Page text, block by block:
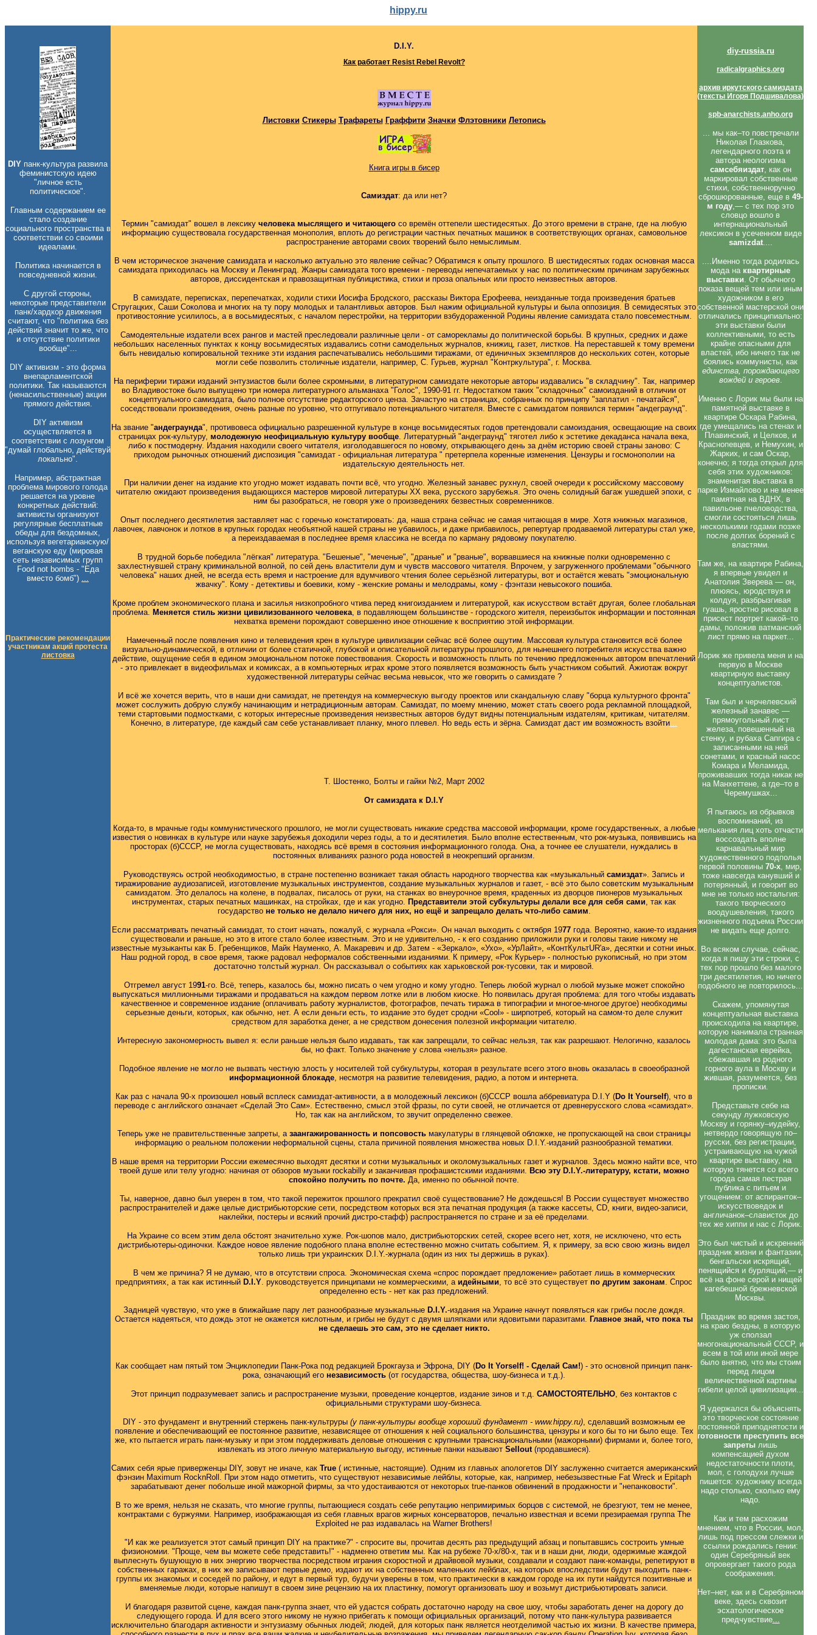
hippy.ru
DIY панк-культура развила
феминистскую идею
"личное есть
политическое".
Главным содержанием ее
стало создание
социального пространства в
соответствии со своими
идеалами.
Политика начинается в
повседневной жизни.
С другой стороны,
некоторые представители
панк/хардкор движения
считают, что "политика без
действий значит то же, что
и отсутствие политики
вообще"...
DIY активизм - это форма
внепарламентской
политики. Так называются
(ненасильственные) акции
прямого действия.
DIY активизм
осуществляется в
соответствии с лозунгом
"думай глобально, действуй
локально".
Например, абстрактная
проблема мирового голода
решается на уровне
конкретных действий:
активисты организуют
регулярные бесплатные
обеды для бездомных,
используя вегетарианскую/
веганскую еду (мировая
сеть независимых групп
Food not bombs - "Еда
вместо бомб") ...
Практические рекомендации
участникам акций протеста
листовка
D.I.Y.
Как работает Resist Rebel Revolt?
Листовки Стикеры Трафареты Граффити Значки Флэтовники Летопись
Книга игры в бисер
Самиздат: да или нет?
Термин "самиздат" вошел в лексику человека мыслящего и читающегосо времён оттепели шестидесятых. До этого времени в стране, где на любую
информацию существовала государственная монополия, вплоть до регистрации частных печатных машинок в соответствующих органах, самовольное
распространение авторами своих творений было немыслимым.
В чем историческое значение самиздата и насколько актуально это явление сейчас? Обратимся к опыту прошлого. В шестидесятых годах основная масса
самиздата приходилась на Москву и Ленинград. Жанры самиздата того времени - переводы непечатаемых у нас по политическим причинам зарубежных
авторов, диссидентская и правозащитная публицистика, стихи и проза опальных или просто неизвестных авторов.
В самиздате, переписках, перепечатках, ходили стихи Иосифа Бродского, рассказы Виктора Ерофеева, неизданные тогда произведения братьев
Стругацких, Саши Соколова и многих на ту пору молодых и талантливых авторов. Был нажим официальной культуры и была оппозиция. В семидесятых это
противостояние усилилось, а в восьмидесятых, с началом перестройки, на территории взбудораженной Родины явление самиздата стало повсеместным.
Самодеятельные издатели всех рангов и мастей преследовали различные цели - от саморекламы до политической борьбы. В крупных, средних и даже
небольших населенных пунктах к концу восьмидесятых издавались сотни самодельных журналов, книжиц, газет, листков. На переставшей к тому времени
быть невидалью копировальной технике эти издания распечатывались небольшими тиражами, от единичных экземпляров до нескольких сотен, которые
могли себе позволить столичные издатели, например, С. Гурьев, журнал "Контркультура", г. Москва.
На периферии тиражи изданий энтузиастов были более скромными, в литературном самиздате некоторые авторы издавались "в складчину". Так, например
во Владивостоке было выпущено три номера литературного альманаха "Голос", 1990-91 гг. Недостатком таких "складочных" самоизданий в отличии от
концептуального самиздата, было полное отсутствие редакторского ценза. Зачастую на страницах, собранных по принципу "заплатил - печатайся",
соседствовали произведения, очень разные по уровню, что отпугивало потенциального читателя. Вместе с самиздатом появился термин "андеграунд".
На звание "андеграунда", противовеса официально разрешенной культуре в конце восьмидесятых годов претендовали самоиздания, освещающие на своих
страницах рок-культуру, молодежную неофициальную культуру вообще. Литературный "андеграунд" тяготел либо к эстетике декаданса начала века,
либо к постмодерну. Издания находили своего читателя, изголодавшегося по новому, открывающего день за днём историю своей страны заново: С
приходом рыночных отношений диспозиция "самиздат - официальная литература " претерпела коренные изменения. Цензуры и госмонополии на
издательскую деятельность нет.
При наличии денег на издание кто угодно может издавать почти всё, что угодно. Железный занавес рухнул, своей очереди к российскому массовому
читателю ожидают произведения выдающихся мастеров мировой литературы XX века, русского зарубежья. Это очень солидный багаж ушедшей эпохи, с
ним бы разобраться, не говоря уже о произведениях безвестных современников.
Опыт последнего десятилетия заставляет нас с горечью констатировать: да, наша страна сейчас не самая читающая в мире. Хотя книжных магазинов,
лавочек, лавчонок и лотков в крупных городах необъятной нашей страны не убавилось, и даже прибавилось, репертуар продаваемой литературы стал уже,
а переиздаваемая в последнее время классика не всегда по карману рядовому покупателю.
В трудной борьбе победила "лёгкая" литература. "Бешеные", "меченые", "драные" и "рваные", ворвавшиеся на книжные полки одновременно с
захлестнувшей страну криминальной волной, по сей день властители дум и чувств массового читателя. Впрочем, у загруженного проблемами "обычного
человека" наших дней, не всегда есть время и настроение для вдумчивого чтения более серьёзной литературы, вот и остаётся жевать "эмоциональную
жвачку". Кому - детективы и боевики, кому - женские романы и мелодрамы, кому - фэнтази невысокого пошиба.
Кроме проблем экономического плана и засилья низкопробного чтива перед книгоизданием и литературой, как искусством встаёт другая, более глобальная
проблема. Меняется стиль жизни цивилизованного человека, в подавляющем большинстве - городского жителя, переизбыток информации и постоянная
нехватка времени порождают совершенно иное отношение к восприятию этой информации.
Намеченный после появления кино и телевидения крен в культуре цивилизации сейчас всё более ощутим. Массовая культура становится всё более
визуально-динамической, в отличии от более статичной, глубокой и описательной литературы прошлого, для нынешнего потребителя искусства важно
действие, ощущение себя в едином эмоциональном потоке повествования. Скорость и возможность плыть по течению предложенных автором впечатлений
- это привлекает в видеофильмах и комиксах, а в компьютерных играх кроме этого появляется возможность быть участником событий. Ажиотаж вокруг
художественной литературы сейчас весьма невысок, что же говорить о самиздате ?
И всё же хочется верить, что в наши дни самиздат, не претендуя на коммерческую выгоду проектов или скандальную славу "борца культурного фронта"
может сослужить добрую службу начинающим и нетрадиционным авторам. Самиздат, по моему мнению, может стать своего рода рекламной площадкой,
теми стартовыми подмостками, с которых интересные произведения неизвестных авторов будут видны потенциальным издателям, критикам, читателям.
Конечно, в литературе, где каждый сам себе устанавливает планку, много плевел. Но ведь есть и зёрна. Самиздат даст им возможность взойти...
Т. Шостенко, Болты и гайки №2, Март 2002
От самиздата к D.I.Y
Когда-то, в мрачные годы коммунистического прошлого, не могли существовать никакие средства массовой информации, кроме государственных, а любые
известия о новинках в культуре или науке зарубежья доходили через годы, а то и десятилетия. Было вполне естественным, что рок-музыка, появившись на
просторах (б)СССР, не могла существовать, находясь всё время в состояния информационного голода. Она, а точнее ее слушатели, нуждались в
постоянных вливаниях разного рода новостей в неокрепший организм.
Руководствуясь острой необходимостью, в стране постепенно возникает такая область народного творчества как «музыкальный самиздат». Запись и
тиражирование аудиозаписей, изготовление музыкальных инструментов, создание музыкальных журналов и газет, - всё это было советским музыкальным
самиздатом. Это делалось на колене, в подвалах, писалось от руки, на станках во внеурочное время, краденных из дворцов пионеров музыкальных
инструментах, старых печатных машинках, на стройках, где и как угодно. Представители этой субкультуры делали все для себя сами, так как
государство не только не делало ничего для них, но ещё и запрещало делать что-либо самим.
Если рассматривать печатный самиздат, то стоит начать, пожалуй, с журнала «Рокси». Он начал выходить с октября 1977года. Вероятно, какие-то издания
существовали и раньше, но это в итоге стало более известным. Это и не удивительно, - к его созданию приложили руки и головы такие никому не
известные музыканты как Б. Гребенщиков, Майк Науменко, А. Макаревич и др. Затем - «Зеркало», «Ухо», «УрЛайт», «КонтКультUR'а», десятки и сотни иных.
Наш родной город, в свое время, также радовал неформалов собственными изданиями. К примеру, «Рок Курьер» - полностью рукописный, но при этом
достаточно толстый журнал. Он рассказывал о событиях как харьковской рок-тусовки, так и мировой.
Отгремел август 1991-го. Всё, теперь, казалось бы, можно писать о чем угодно и кому угодно. Теперь любой журнал о любой музыке может спокойно
выпускаться миллионными тиражами и продаваться на каждом первом лотке или в любом киоске. Но появилась другая проблема: для того чтобы издавать
качественное и современное издание (оплачивать работу журналистов, фотографов, печать тиража в типографии и многое-многое другое) необходимы
серьезные деньги, которых, как обычно, нет. А если деньги есть, то издание это будет сродни «Cool» - ширпотреб, который на самом-то деле служит
средством для заработка денег, а не средством донесения полезной информации читателю.
Интересную закономерность вывел я: если раньше нельзя было издавать, так как запрещали, то сейчас нельзя, так как разрешают. Нелогично, казалось
бы, но факт. Только значение у слова «нельзя» разное.
Подобное явление не могло не вызвать честную злость у носителей той субкультуры, которая в результате всего этого вновь оказалась в своеобразной
информационной блокаде, несмотря на развитие телевидения, радио, а потом и интернета.
Как раз с начала 90-х произошел новый всплеск самиздат-активности, а в молодежный лексикон (б)СССР вошла аббревиатура D.I.Y (Do It Yourself), что в
переводе с английского означает «Сделай Это Сам». Естественно, смысл этой фразы, по сути своей, не отличается от древнерусского слова «самиздат».
Но, так как на английском, то звучит определенно свежее.
Теперь уже не правительственные запреты, а заангажированность и попсовость макулатуры в глянцевой обложке, не пропускающей на свои страницы
информацию о реальном положении неформальной сцены, стала причиной появления множества новых D.I.Y.-изданий разнообразной тематики.
В наше время на территории России ежемесячно выходят десятки и сотни музыкальных и околомузыкальных газет и журналов. Здесь можно найти все, что
твоей душе или телу угодно: начиная от обзоров музыки rockabilly и заканчивая профашистскими изданиями. Всю эту D.I.Y.-литературу, кстати, можно
спокойно получить по почте. Да, именно по обычной почте.
Ты, наверное, давно был уверен в том, что такой пережиток прошлого прекратил своё существование? Не дождешься! В России существует множество
распространителей и даже целые дистрибьюторские сети, посредством которых вся эта печатная продукция (а также кассеты, CD, книги, видео-записи,
наклейки, постеры и всякий прочий дистро-стафф) распространяется по стране и за её пределами.
На Украине со всем этим дела обстоят значительно хуже. Рок-шопов мало, дистрибьюторских сетей, скорее всего нет, хотя, не исключено, что есть
дистрибьютеры-одиночки. Каждое новое явление подобного плана вполне естественно можно считать событием. Я, к примеру, за всю свою жизнь видел
только лишь три украинских D.I.Y.-журнала (один из них ты держишь в руках).
В чем же причина? Я не думаю, что в отсутствии спроса. Экономическая схема «спрос порождает предложение» работает лишь в коммерческих
предприятиях, а так как истинный D.I.Y. руководствуется принципами не коммерческими, а идейными, то всё это существует по другим законам. Спрос
определенно есть - нет как раз предложений.
Задницей чувствую, что уже в ближайшие пару лет разнообразные музыкальные D.I.Y.-издания на Украине начнут появляться как грибы после дождя.
Остается надеяться, что дождь этот не окажется кислотным, и грибы не будут с двумя шляпками или ядовитыми паразитами. Главное знай, что пока ты
не сделаешь это сам, это не сделает никто.
Как сообщает нам пятый том Энциклопедии Панк-Рока под редакцией Брокгауза и Эфрона, DIY (Do It Yorself! - Сделай Сам!) - это основной принцип панк-
рока, означающий его независимость (от государства, общества, шоу-бизнеса и т.д.).
Этот принцип подразумевает запись и распространение музыки, проведение концертов, издание зинов и т.д. САМОСТОЯТЕЛЬНО, без контактов с
официальными структурами шоу-бизнеса.
DIY - это фундамент и внутренний стержень панк-культруры (у панк-культуры вообще хороший фундамент - www.hippy.ru), сделавший возможным ее
появление и обеспечивающий ее постоянное развитие, независящее от отношения к ней социального большинства, цензуры и кого бы то ни было еще. Тех
же, кто пытается играть панк-музыку и при этом поддерживать деловые отношения с крупными транснациональными (мажорными) фирмами и, более того,
извлекать из этого личную материальную выгоду, истинные панки называют Sellout(продавшиеся).
Самих себя ярые приверженцы DIY, зовут не иначе, как True( истинные, настоящие). Одним из главных апологетов DIY заслуженно считается американский
фэнзин Maximum RocknRoll. При этом надо отметить, что существуют независимые лейблы, которые, как, например, небезызвестные Fat Wreck и Epitaph
зарабатывают денег побольше иной мажорной фирмы, за что удостаиваются от некоторых true-панков обвинений в продажности и "непанковости".
В то же время, нельзя не сказать, что многие группы, пытающиеся создать себе репутацию непримиримых борцов с системой, не брезгуют, тем не менее,
контрактами с буржуями. Например, изображающая из себя главных врагов жирных консерваторов, печально известная и всеми презираемая группа The
Exploited не раз издавалась на Warner Brothers!
"И как же реализуется этот самый принцип DIY на практике?" - спросите вы, прочитав десять раз предыдущий абзац и попытавшись состроить умные
физиономии. "Проще, чем вы можете себе представить!" - надменно ответим мы. Как на рубеже 70-х/80-х, так и в наши дни, люди, одержимые жаждой
выплеснуть бушующую в них энергию творчества посредством играния скоростной и драйвовой музыки, создавали и создают панк-команды, репетируют в
собственных гаражах, в них же записывают первые демо, издают их на собственных маленьких лейблах, на которых впоследствии будут выходить панк-
группы их знакомых и соседей по району, и едут в первый тур, будучи уверены в том, что практически в каждом городе на их пути найдутся позитивные и
вменяемые люди, которые напишут в своем зине рецензию на их пластинку, помогут организовать шоу и возьмут дистрибьютировать записи.
И благодаря развитой сцене, каждая панк-группа знает, что ей удастся собрать достаточно народу на свое шоу, чтобы заработать денег на дорогу до
следующего города. И для всего этого никому не нужно прибегать к помощи официальных организаций, потому что панк-культура развивается
исключительно благодаря активности и энтузиазму обычных людей; людей, для которых панк является неотделимой частью их жизни. В качестве примера,
diy-russia.ru
radicalgraphics.org
архив иркутского самиздата
(тексты Игоря Подшивалова)
spb-anarchists.anho.org
... мы как–то повстречали
Николая Глазкова,
легендарного поэта и
автора неологизма
самсебяиздат, как он
маркировал собственные
стихи, собственноручно
сброшюрованные, еще в 49-
м году,— с тех пор это
словцо вошло в
интернациональный
лексикон в усеченном виде
samizdat....
....Именно тогда родилась
мода на квартирные
выставки. От обычного
показа вещей тем или иным
художником в его
собственной мастерской они
отличались принципиально:
эти выставки были
коллективными, то есть
крайне опасными для
властей, ибо ничего так не
боялись коммунисты, как
единства, порождающего
вождей и героев.
Именно с Лорик мы были на
памятной выставке в
квартире Оскара Рабина,
где умещались на стенах и
Плавинский, и Целков, и
Краснопевцев, и Немухин, и
Жарких, и сам Оскар,
конечно; я тогда открыл для
себя этих художников:
знаменитая выставка в
парке Измайлово и не менее
памятная на ВДНХ, в
павильоне пчеловодства,
смогли состояться лишь
несколькими годами позже
после долгих борений с
властями.
Там же, на квартире Рабина,
я впервые увидел и
Анатолия Зверева — он,
плюясь, юродствуя и
колдуя, разбрызгивая
гуашь, яростно рисовал в
присест портрет какой–то
дамы, положив ватманский
лист прямо на паркет...
Лорик же привела меня и на
первую в Москве
квартирную выставку
концептуалистов.
Там был и черчелевский
железный занавес —
прямоугольный лист
железа, повешенный на
стенку, и рубаха Сапгира с
записанными на ней
сонетами, и красный насос
Комара и Меламида,
проживавших тогда никак не
на Манхеттене, а где–то в
Черемушках...
Я пытаюсь из обрывков
воспоминаний, из
мелькания лиц хоть отчасти
воссоздать вполне
карнавальный мир
художественного подполья
первой половины 70-х, мир,
тоже навсегда канувший и
потерянный, и говорит во
мне не только ностальгия:
такого творческого
воодушевления, такого
жизненного подъема России
не видать еще долго.
Во всяком случае, сейчас,
когда я пишу эти строки, с
тех пор прошло без малого
три десятилетия, но ничего
подобного не повторилось...
Скажем, упомянутая
концептуальная выставка
происходила на квартире,
которую нанимала странная
молодая дама: это была
дагестанская еврейка,
сбежавшая из родного
горного аула в Москву и
жившая, разумеется, без
прописки.
Представьте себе на
секунду лужковскую
Москву и горянку–иудейку,
нетвердо говорящую по–
русски, без регистрации,
устраивающую на чужой
квартире выставку, на
которую тянется со всего
города самая пестрая
публика с питьем и
угощением: от аспиранток–
искусствоведок и
англичанок–слависток до
тех же хиппи и нас с Лорик.
Это был чистый и искренний
праздник жизни и фантазии,
бенгальски искрящий,
пенящийся и бурлящий,— и
всё на фоне серой и нищей
кагебешной брежневской
Москвы.
Праздник во время застоя,
на краю бездны, в которую
уж сползал
многонациональный СССР, и
всем в той или иной мере
было внятно, что мы стоим
перед лицом
величественной картины
гибели целой цивилизации...
Я удержался бы объяснять
это творческое состояние
постоянной приподнятости и
готовности преступить все
запреты лишь
компенсацией духом
недостаточности плоти,
мол, с голодухи лучше
пишется: художнику всегда
надо столько, сколько ему
надо.
Как и тем расхожим
мнением, что в России, мол,
лишь под прессом слежки и
ссылки рождались гении:
один Серебряный век
опровергает такого рода
соображения.
Нет–нет, как и в Серебряном
веке, здесь сквозит
эсхатологическое
предчувствие...